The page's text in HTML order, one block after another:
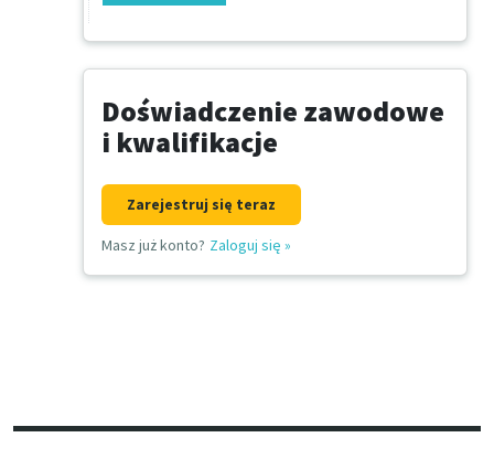
Doświadczenie zawodowe
i kwalifikacje
Zarejestruj się teraz
Masz już konto? Zaloguj się »